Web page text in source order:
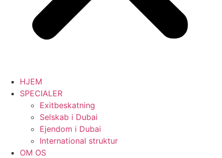
HJEM
SPECIALER
Exitbeskatning
Selskab i Dubai
Ejendom i Dubai
International struktur
OM OS